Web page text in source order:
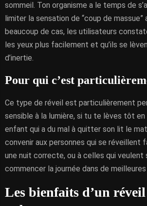
sommeil. Ton organisme a le temps de
limiter la sensation de “coup de massue”
beaucoup de cas, les utilisateurs
les yeux plus facilement et qu’ils se
d’inertie.
Pour qui c’est
Ce type de réveil est particulièrement
sensible à la lumière, si tu te lèves tôt en
enfant qui a du mal à quitter son lit le
convenir aux personnes qui se réveillent
une nuit correcte, ou à celles qui veulent
commencer la journée dans de
Les bienfaits d’un